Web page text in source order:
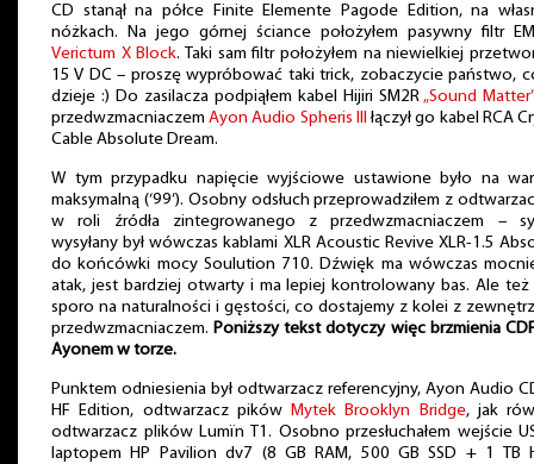
CD stanął na półce Finite Elemente Pagode Edition, na
nóżkach. Na jego górnej ściance położyłem pasywny filtr
Verictum X Block. Taki sam filtr położyłem na niewielkiej
15 V DC – proszę wypróbować taki trick, zobaczycie państwo,
dzieje :) Do zasilacza podpiąłem kabel Hijiri SM2R „Sound Matter”
przedwzmacniaczemAyon Audio Spheris III łączył go kabel RCA
Cable Absolute Dream.
W tym przypadku napięcie wyjściowe ustawione było na
maksymalną (‘99’). Osobny odsłuch przeprowadziłem z
w roli źródła zintegrowanego z przedwzmacniaczem –
wysyłany był wówczas kablami XLR Acoustic Revive XLR-1.5
do końcówki mocy Soulution 710. Dźwięk ma wówczas
atak, jest bardziej otwarty i ma lepiej kontrolowany bas. Ale też
sporo na naturalności i gęstości, co dostajemy z kolei z
przedwzmacniaczem.Poniższy tekst dotyczy więc brzmienia
Ayonem w torze.
Punktem odniesienia był odtwarzacz referencyjny, Ayon Audio
HF Edition, odtwarzacz pików Mytek Brooklyn Bridge, jak
odtwarzacz plików Lumïn T1. Osobno przesłuchałem wejście
laptopem HP Pavilion dv7 (8 GB RAM, 500 GB SSD + 1 TB